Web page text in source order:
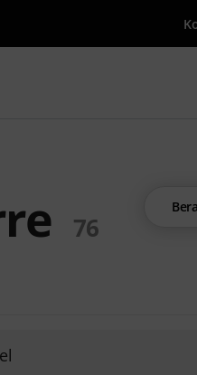
mit Suchwort
76